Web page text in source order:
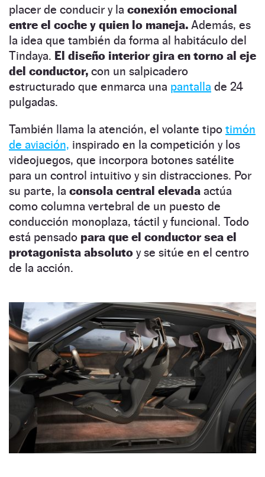
placer de conducir y la conexión emocional
entre el coche y quien lo maneja. Además, es
la idea que también da forma al habitáculo del
Tindaya. El diseño interior gira en torno al eje
del conductor, con un salpicadero
estructurado que enmarca una pantalla de 24
pulgadas.
También llama la atención, el volante tipo timón
de aviación, inspirado en la competición y los
videojuegos, que incorpora botones satélite
para un control intuitivo y sin distracciones. Por
su parte, la consola central elevada actúa
como columna vertebral de un puesto de
conducción monoplaza, táctil y funcional. Todo
está pensado para que el conductor sea el
protagonista absoluto y se sitúe en el centro
de la acción.